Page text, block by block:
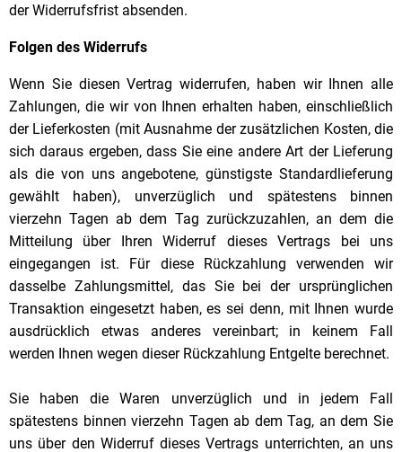
der Widerrufsfrist absenden.
Folgen des Widerrufs
Wenn Sie diesen Vertrag widerrufen, haben wir Ihnen alle
Zahlungen, die wir von Ihnen erhalten haben, einschließ­lich
der Lieferkosten (mit Ausnahme der zusätzlichen Kosten, die
sich daraus ergeben, dass Sie eine andere Art der Lieferung
als die von uns angebotene, günstigste Standardlieferung
gewählt haben), unverzüglich und spä­testens binnen
vierzehn Tagen ab dem Tag zurückzuzahlen, an dem die
Mitteilung über Ihren Widerruf dieses Vertrags bei uns
eingegangen ist. Für diese Rückzahlung verwenden wir
dasselbe Zahlungsmittel, das Sie bei der ursprünglichen
Transaktion eingesetzt haben, es sei denn, mit Ihnen wurde
ausdrücklich etwas anderes ver­einbart; in keinem Fall
werden Ihnen wegen dieser Rückzahlung Entgelte berechnet.
Sie haben die Waren unverzüglich und in jedem Fall
spätestens binnen vierzehn Tagen ab dem Tag, an dem Sie
uns über den Widerruf dieses Vertrags unterrichten, an uns